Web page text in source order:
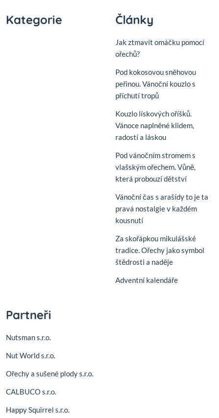
Kategorie Články
Jak ztmavit omáčku pomocí
ořechů?
Pod kokosovou sněhovou
peřinou. Vánoční kouzlo s
příchutí tropů
Kouzlo lískových oříšků.
Vánoce naplněné klidem,
radostí a láskou
Pod vánočním stromem s
vlašským ořechem. Vůně,
která probouzí dětství
Vánoční čas s arašídy to je ta
pravá nostalgie v každém
kousnutí
Za skořápkou mikulášské
tradice. Ořechy jako symbol
štědrosti a naděje
Adventní kalendáře
Partneři
Nutsman s.r.o.
Nut World s.r.o.
Ořechy a sušené plody s.r.o.
CALBUCO s.r.o.
Happy Squirrel s.r.o.